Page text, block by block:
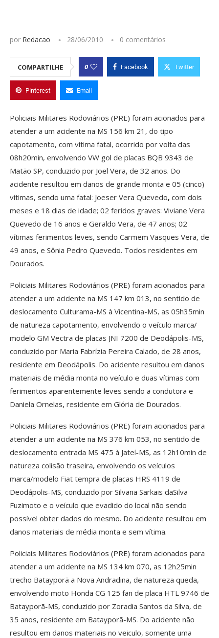
por Redacao 28/06/2010 0 comentários
COMPARTILHE 0 Facebook Twitter
Pinterest Email
Policiais Militares Rodoviários (PRE) foram acionados para
atender a um acidente na MS 156 km 21, do tipo
capotamento, com vítima fatal, ocorrido por volta das
08h20min, envolvendo VW gol de placas BQB 9343 de
Matão SP, conduzido por Joel Vera, de 32 anos. Do
acidente resultou em danos de grande monta e 05 (cinco)
vítimas, sendo uma fatal: Joeser Vera Quevedo, com dois
meses e 18 dias de idade; 02 feridos graves: Viviane Vera
Quevedo de 16 anos e Geraldo Vera, de 47 anos; 02
vítimas ferimentos leves, sendo Carmem Vasques Vera, de
49 anos, e Sônia Pedro Quevedo. Todos residentes em
Dourados.
Policiais Militares Rodoviários (PRE) foram acionados para
atender a um acidente na MS 147 km 013, no sentido de
deslocamento Culturama-MS à Vicentina-MS, as 05h35min
de natureza capotamento, envolvendo o veículo marca/
modelo GM Vectra de placas JNI 7200 de Deodápolis-MS,
conduzido por Maria Fabrízia Pereira Calado, de 28 anos,
residente em Deodápolis. Do acidente resultou em danos
materiais de média monta no veículo e duas vítimas com
ferimentos aparentemente leves sendo a condutora e
Daniela Ornelas, residente em Glória de Dourados.
Policiais Militares Rodoviários (PRE) foram acionados para
atender a um acidente na MS 376 km 053, no sentido de
deslocamento entrada MS 475 à Jateí-MS, as 12h10min de
natureza colisão traseira, envolvendo os veículos
marca/modelo Fiat tempra de placas HRS 4119 de
Deodápolis-MS, conduzido por Silvana Sarkais daSilva
Fuzimoto e o veículo que evadido do local não sendo
possível obter dados do mesmo. Do acidente resultou em
danos materiais de média monta e sem vítima.
Policiais Militares Rodoviários (PRE) foram acionados para
atender a um acidente na MS 134 km 070, as 12h25min
trecho Batayporã a Nova Andradina, de natureza queda,
envolvendo moto Honda CG 125 fan de placa HTL 9746 de
Batayporã-MS, conduzido por Zoradia Santos da Silva, de
35 anos, residente em Batayporã-MS. Do acidente não
resultou em danos materiais no veiculo, somente uma